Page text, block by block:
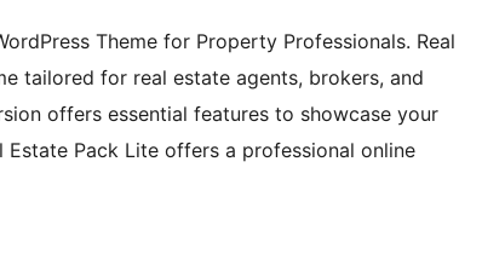
Theme for Property Professionals. Real
tailored for real estate agents, brokers, and
offers essential features to showcase your
Pack Lite offers a professional online